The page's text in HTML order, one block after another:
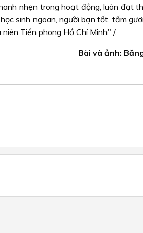
nhẹn trong hoạt động, luôn đạt
sinh ngoan, người bạn tốt, tấm
Tiền phong Hồ Chí Minh"./.
Bài và ảnh: